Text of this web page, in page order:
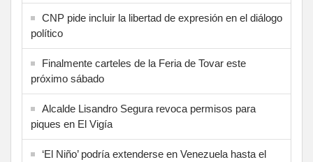
CNP pide incluir la libertad de expresión en el diálogo
político
Finalmente carteles de la Feria de Tovar este
próximo sábado
Alcalde Lisandro Segura revoca permisos para
piques en El Vigía
‘El Niño’ podría extenderse en Venezuela hasta el